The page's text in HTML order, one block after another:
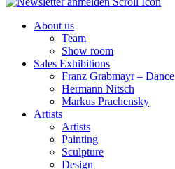
About us
Team
Show room
Sales Exhibitions
Franz Grabmayr – Dance
Hermann Nitsch
Markus Prachensky
Artists
Artists
Painting
Sculpture
Design